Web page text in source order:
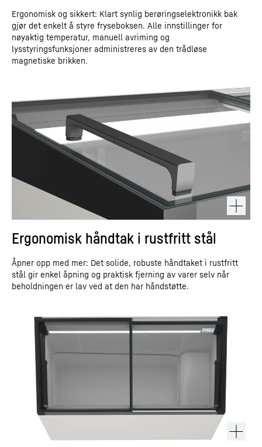
Ergonomisk og sikkert: Klart synlig berøringselektronikk bak
gjør det enkelt å styre fryseboksen. Alle innstillinger for
nøyaktig temperatur, manuell avriming og
lysstyringsfunksjoner administreres av den trådløse
magnetiske brikken.
Ergonomisk håndtak i rustfritt stål
Åpner opp med mer: Det solide, robuste håndtaket i rustfritt
stål gir enkel åpning og praktisk fjerning av varer selv når
beholdningen er lav ved at den har håndstøtte.